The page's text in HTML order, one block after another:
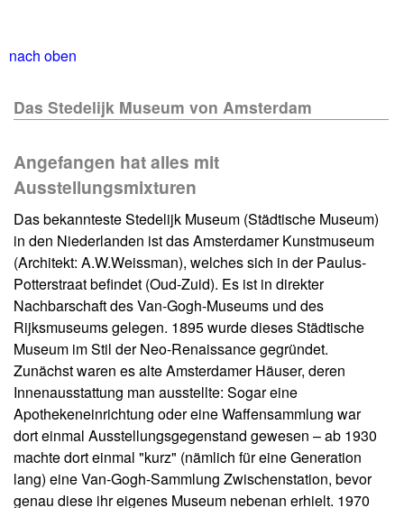
nach oben
Das Stedelijk Museum von Amsterdam
Angefangen hat alles mit
Ausstellungsmixturen
Das bekannteste Stedelijk Museum (Städtische Museum)
in den Niederlanden ist das Amsterdamer Kunstmuseum
(Architekt: A.W.Weissman), welches sich in der Paulus-
Potterstraat befindet (Oud-Zuid). Es ist in direkter
Nachbarschaft des Van-Gogh-Museums und des
Rijksmuseums gelegen. 1895 wurde dieses Städtische
Museum im Stil der Neo-Renaissance gegründet.
Zunächst waren es alte Amsterdamer Häuser, deren
Innenausstattung man ausstellte: Sogar eine
Apothekeneinrichtung oder eine Waffensammlung war
dort einmal Ausstellungsgegenstand gewesen – ab 1930
machte dort einmal "kurz" (nämlich für eine Generation
lang) eine Van-Gogh-Sammlung Zwischenstation, bevor
genau diese ihr eigenes Museum nebenan erhielt. 1970